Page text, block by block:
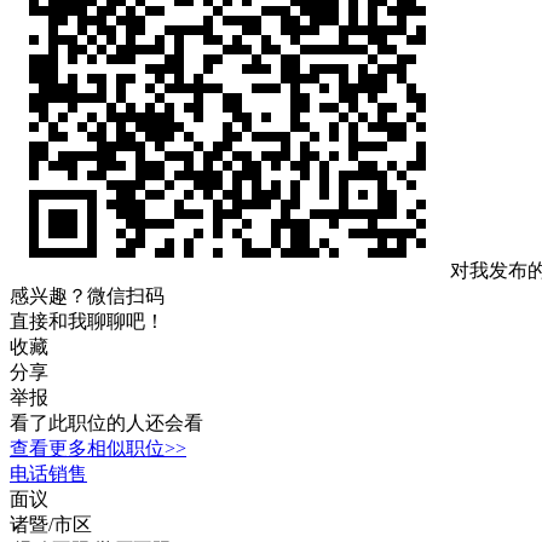
对我发布
感兴趣？微信扫码
直接和我聊聊吧！
收藏
分享
举报
看了此职位的人还会看
查看更多相似职位>>
电话销售
面议
诸暨/市区